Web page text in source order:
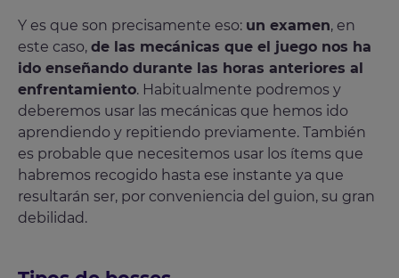
Y es que son precisamente eso: un examen, en
este caso, de las mecánicas que el juego nos ha
ido enseñando durante las horas anteriores al
enfrentamiento. Habitualmente podremos y
deberemos usar las mecánicas que hemos ido
aprendiendo y repitiendo previamente. También
es probable que necesitemos usar los ítems que
habremos recogido hasta ese instante ya que
resultarán ser, por conveniencia del guion, su gran
debilidad.